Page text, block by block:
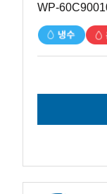
WP-